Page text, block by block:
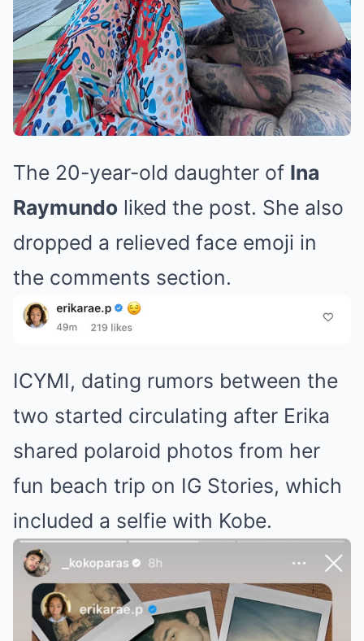
The 20-year-old daughter of Ina
Raymundo liked the post. She also
dropped a relieved face emoji in
the comments section.
ICYMI, dating rumors between the
two started circulating after Erika
shared polaroid photos from her
fun beach trip on IG Stories, which
included a selfie with Kobe.